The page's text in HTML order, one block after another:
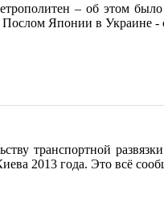
– об этом
Японии в Украине -
транспортной
2013 года. Это всё